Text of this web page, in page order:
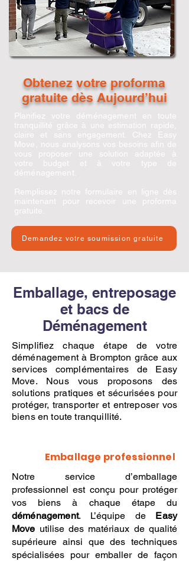
Obtenez votre proforma
gratuite dès Aujourd’hui
Planifiez votre déménagement en toute
tranquillité grâce à une estimation rapide,
claire et sans engagement. Chez Easy
Move , nous analysons vos besoins afin de
vous proposer une solution adaptée à
votre budget et à votre type de
déménagement
Remplissez notre formulaire en ligne dès
maintenant pour recevoir une proforma
gratuite.
Demandez votre soumission gratuite
Emballage, entreposage
et bacs de
Déménagement
Simplifiez chaque étape de votre
déménagement à Brompton grâce aux
services complémentaires de Easy
Move. Nous vous proposons des
solutions pratiques et sécurisées pour
protéger, transporter et entreposer vos
biens en toute tranquillité.
Emballage professionnel
Notre service d’emballage
professionnel est conçu pour protéger
vos biens à chaque étape du
déménagement. L’équipe de Easy
Move utilise des matériaux de qualité
supérieure ainsi que des techniques
spécialisées pour emballer de façon